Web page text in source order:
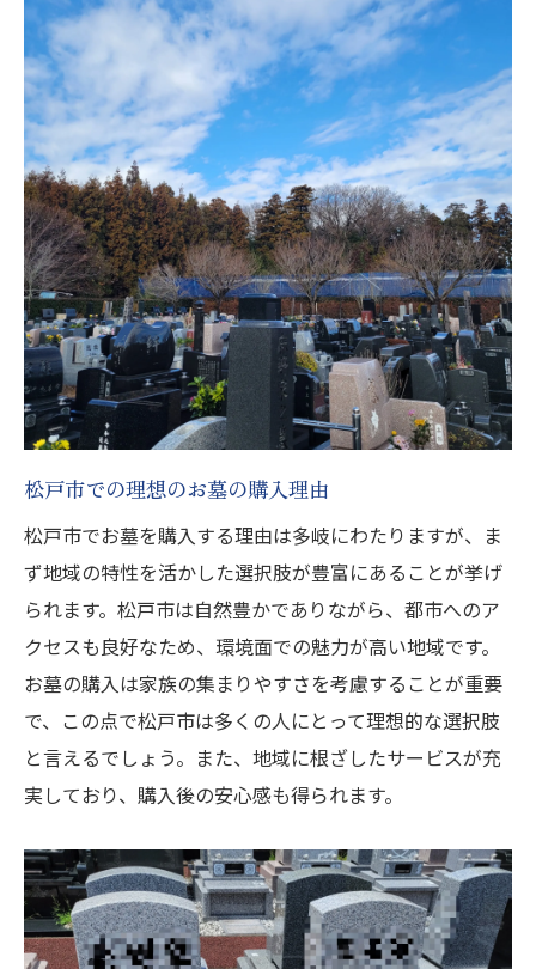
松戸市でのお墓購入時に知っておきたい追
加サービス
松戸市での墓地サービスの選び方
提供サービスから見る松戸市での墓石選び
松戸市でのサービスを活用したお墓選び
大切な人を安らかに弔うための松戸市での理想
のお墓購入ガイド
松戸市での理想のお墓探しの始め方
大切な人のための松戸市での心温まるお墓
選び
松戸市での供養に適した墓地の選び方
松戸市での理想のお墓購入に向けた心構え
大切な人への思いを形にする松戸市でのお
墓選び
松戸市での理想のお墓の購入理由
松戸市でお墓を購入する理由は多岐にわたりますが、ま
ず地域の特性を活かした選択肢が豊富にあることが挙げ
られます。松戸市は自然豊かでありながら、都市へのア
クセスも良好なため、環境面での魅力が高い地域です。
お墓の購入は家族の集まりやすさを考慮することが重要
で、この点で松戸市は多くの人にとって理想的な選択肢
と言えるでしょう。また、地域に根ざしたサービスが充
実しており、購入後の安心感も得られます。